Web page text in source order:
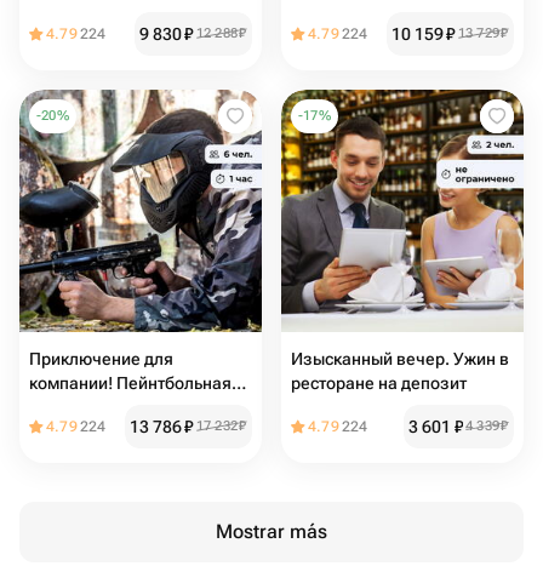
4.79224 9 830₽ 12 288₽ 4.79224 10 159₽ 13 729₽
-20%
Приключение для
компании! Пейнтбольная
4.79224 13 786₽ 17 232₽
-17%
Изысканный вечер. Ужин в
ресторане на депозит
4.79224 3 601 ₽4 339₽
Mostrar más